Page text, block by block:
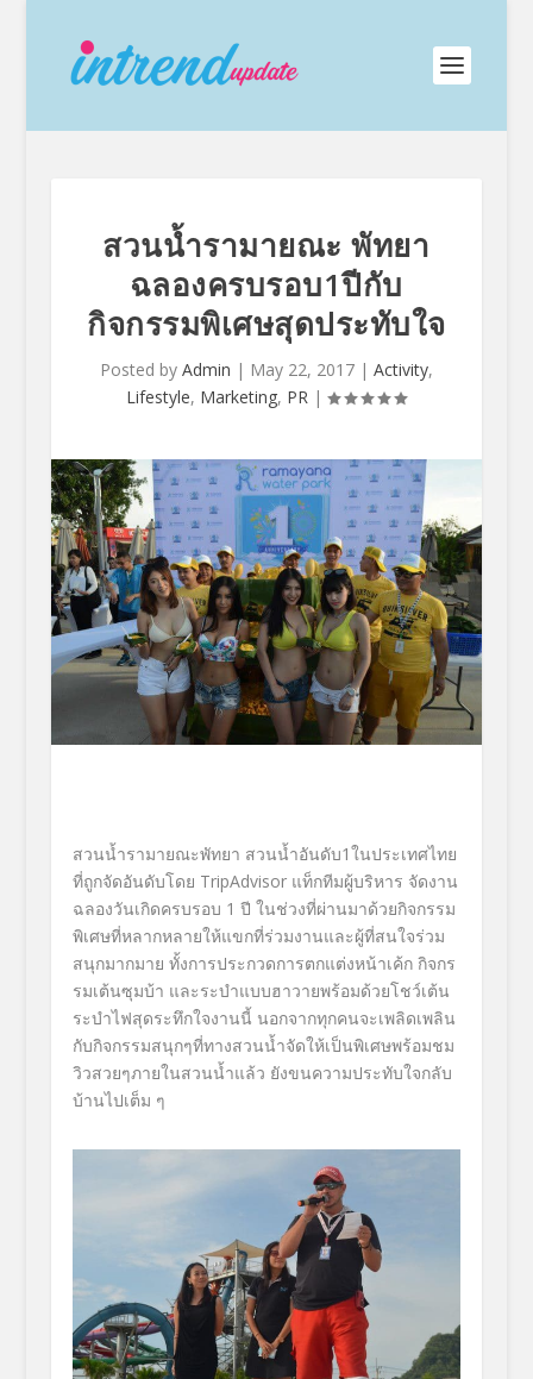
สวนน้ำรามายณะ พัทยา
ฉลองครบรอบ1ปีกับ
กิจกรรมพิเศษสุดประทับใจ
Posted by Admin | May 22, 2017| Activity,
Lifestyle, Marketing, PR |
สวนน้ำรามายณะพัทยา สวนน้ำอันดับ1ในประเทศไทย
ที่ถูกจัดอันดับโดย TripAdvisor แท็กทีมผู้บริหาร จัดงาน
ฉลองวันเกิดครบรอบ 1 ปี ในช่วงที่ผ่านมาด้วยกิจกรรม
พิเศษที่หลากหลายให้แขกที่ร่วมงานและผู้ที่สนใจร่วม
สนุกมากมาย ทั้งการประกวดการตกแต่งหน้าเค้ก กิจกร
รมเต้นซุมบ้า และระบำแบบฮาวายพร้อมด้วยโชว์เต้น
ระบำไฟสุดระทึกใจงานนี้ นอกจากทุกคนจะเพลิดเพลิน
กับกิจกรรมสนุกๆที่ทางสวนน้ำจัดให้เป็นพิเศษพร้อมชม
วิวสวยๆภายในสวนน้ำแล้ว ยังขนความประทับใจกลับ
บ้านไปเต็ม ๆ